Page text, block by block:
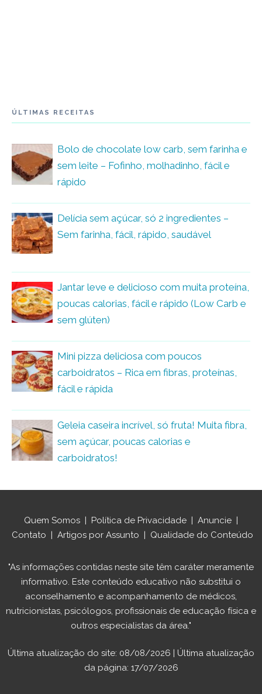
ÚLTIMAS RECEITAS
Bolo de chocolate low carb, sem farinha e
sem leite – Fofinho, molhadinho, fácil e
rápido
Delícia sem açúcar, só 2 ingredientes –
Sem farinha, fácil, rápido, saudável
Jantar leve e delicioso com muita proteína,
poucas calorias, fácil e rápido (Low Carb e
sem glúten)
Mini pizza deliciosa com poucos
carboidratos – Rica em fibras, proteínas,
fácil e rápida
Geleia caseira incrível, só fruta! Muita fibra,
sem açúcar, poucas calorias e
carboidratos!
Quem Somos | Política de Privacidade | Anuncie |
Contato | Artigos por Assunto | Qualidade do Conteúdo
"As informações contidas neste site têm caráter meramente
informativo. Este conteúdo educativo não substitui o
aconselhamento e acompanhamento de médicos,
nutricionistas, psicólogos, profissionais de educação física e
outros especialistas da área."
Última atualização do site: 08/08/2026 | Última atualização
da página: 17/07/2026